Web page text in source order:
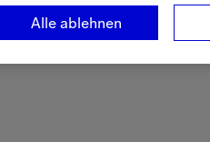
Alle ablehnen